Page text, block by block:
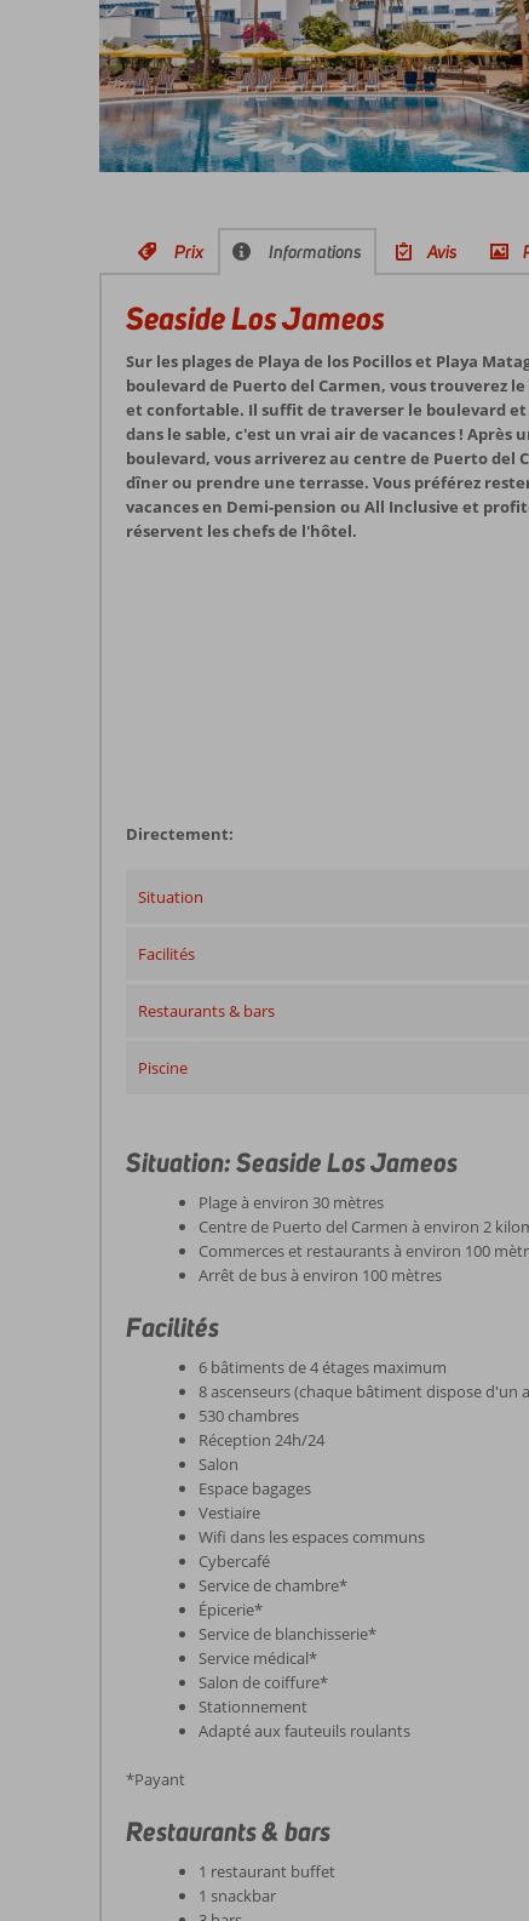
Prix Informations Avis
Seaside Los Jameos
Sur les plages de Playa de los Pocillos et Playa
boulevard de Puerto del Carmen, vous trouverez le
et confortable. Il suffit de traverser le boulevard et
dans le sable, c'est un vrai air de vacances ! Après
boulevard, vous arriverez au centre de Puerto del
dîner ou prendre une terrasse. Vous préférez
vacances en Demi-pension ou All Inclusive et
réservent les chefs de l'hôtel.
Directement:
Situation
Facilités
Restaurants & bars
Piscine
Situation: Seaside Los Jameos
Plage à environ 30 mètres
Centre de Puerto del Carmen à environ 2
Commerces et restaurants à environ 100
Arrêt de bus à environ 100 mètres
Facilités
6 bâtiments de 4 étages maximum
8 ascenseurs (chaque bâtiment dispose d'un
530 chambres
Réception 24h/24
Salon
Espace bagages
Vestiaire
Wifi dans les espaces communs
Cybercafé
Service de chambre*
Épicerie*
Service de blanchisserie*
Service médical*
Salon de coiffure*
Stationnement
Adapté aux fauteuils roulants
*Payant
Restaurants & bars
1 restaurant buffet
1 snackbar